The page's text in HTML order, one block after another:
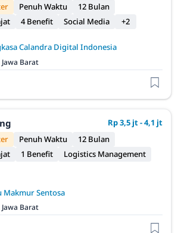
Penuh Waktu
12 Bulan
4 Benefit Social Media +2
Calandra Digital Indonesia
Barat
Rp 3,5 jt - 4,1 jt
Penuh Waktu
12 Bulan
1 Benefit
Logistics Management
Makmur Sentosa
Barat